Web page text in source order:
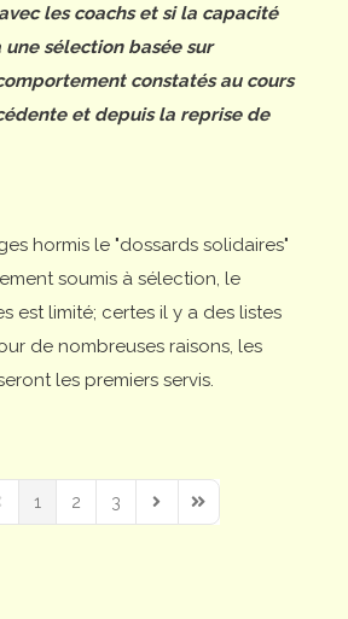
les coachs et si la capacité
sélection basée sur
constatés au cours
et depuis la reprise de
hormis le "dossards solidaires"
soumis à sélection, le
est limité; certes il y a des listes
de nombreuses raisons, les
les premiers servis.
Page
1 2 3
Next PageLast Page